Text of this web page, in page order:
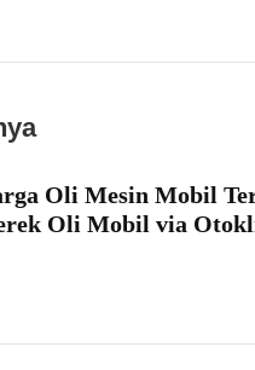
Oli Mesin Mobil
Oli Mobil via